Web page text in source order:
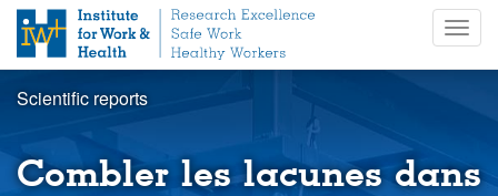
m
Scientific reports
Combler les lacunes dans